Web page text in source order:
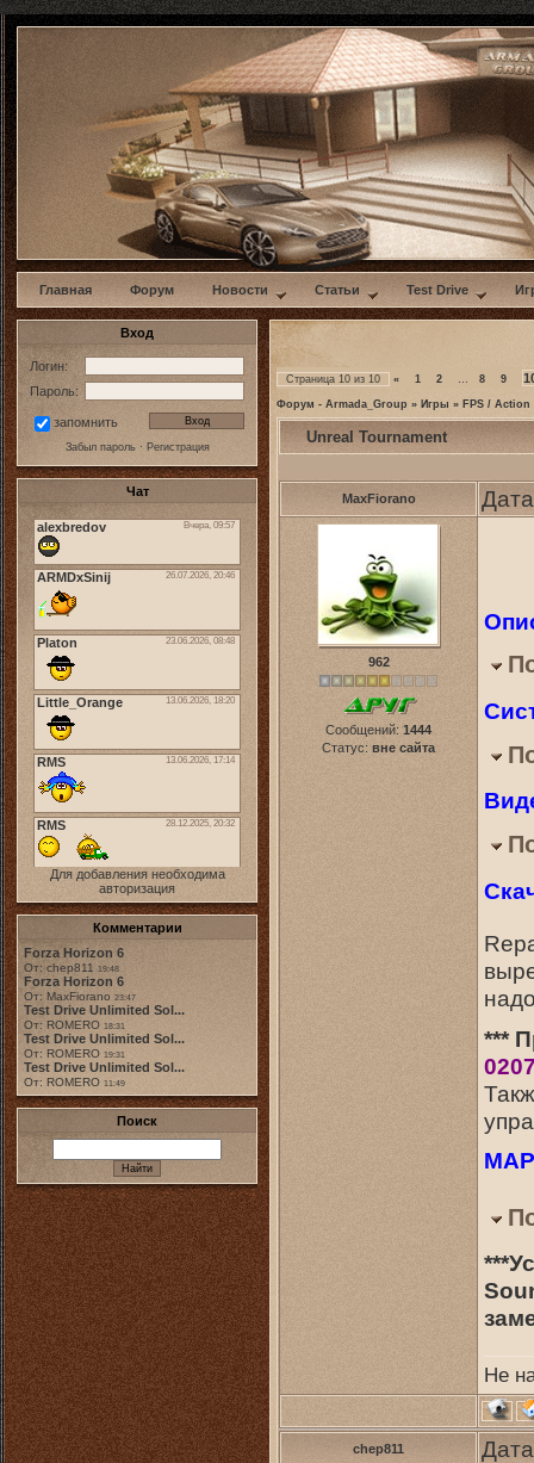
w
Главная Форум Новости Статьи Test Drive
Вход
Логин:
Пароль:
запомнить
Забыл пароль· Регистрация
Чат
Для добавления необходима
авторизация
Комментарии
Forza Horizon 6
От: chep811 19:48
Forza Horizon 6
От: MaxFiorano 23:47
Test Drive Unlimited Sol...
От: ROMERO 18:31
Test Drive Unlimited Sol...
От: ROMERO 19:31
Test Drive Unlimited Sol...
От: ROMERO 11:49
Поиск
Страница 10 из 10 « 1 2 … 8 9
Форум - Armada_Group » Игры » FPS / Action
Unreal Tournament
MaxFiorano
962
Сообщений: 1444
Статус: вне сайта
***
Не
chep811